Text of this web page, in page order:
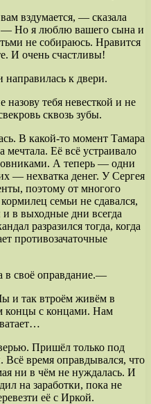
вздумается, — сказала
— Но я люблю вашего сына и
не собираюсь. Нравится
И очень счастливы!
направилась к двери.
тебя невесткой и не
сквозь зубы.
В какой-то момент Тамара
мечтала. Её всё устраивало
А теперь — одни
— нехватка денег. У Сергея
поэтому от многого
семьи не сдавался,
в выходные дни всегда
разразился тогда, когда
противозачаточные
в своё оправдание.—
и так втроём живём в
концы с концами. Нам
Пришёл только под
время оправдывался, что
ни в чём не нуждалась. И
на заработки, пока не
её с Иркой.